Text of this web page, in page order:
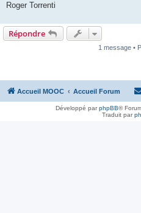
Roger Torrenti
Répondre
1 message •
Accueil MOOC Accueil Forum
Développé parphpBB®
Traduit par